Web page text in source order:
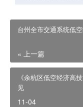
台州全市交通系统低
« 上一篇
《余杭区低空经济高
见
11-04